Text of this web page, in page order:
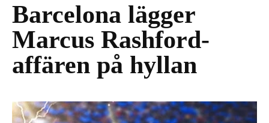
Barcelona lägger
Marcus Rashford-
affären på hyllan